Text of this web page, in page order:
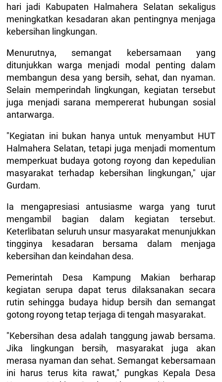
hari jadi Kabupaten Halmahera Selatan sekaligus
meningkatkan kesadaran akan pentingnya menjaga
kebersihan lingkungan.
Menurutnya, semangat kebersamaan yang
ditunjukkan warga menjadi modal penting dalam
membangun desa yang bersih, sehat, dan nyaman.
Selain memperindah lingkungan, kegiatan tersebut
juga menjadi sarana mempererat hubungan sosial
antarwarga.
"Kegiatan ini bukan hanya untuk menyambut HUT
Halmahera Selatan, tetapi juga menjadi momentum
memperkuat budaya gotong royong dan kepedulian
masyarakat terhadap kebersihan lingkungan," ujar
Gurdam.
Ia mengapresiasi antusiasme warga yang turut
mengambil bagian dalam kegiatan tersebut.
Keterlibatan seluruh unsur masyarakat menunjukkan
tingginya kesadaran bersama dalam menjaga
kebersihan dan keindahan desa.
Pemerintah Desa Kampung Makian berharap
kegiatan serupa dapat terus dilaksanakan secara
rutin sehingga budaya hidup bersih dan semangat
gotong royong tetap terjaga di tengah masyarakat.
"Kebersihan desa adalah tanggung jawab bersama.
Jika lingkungan bersih, masyarakat juga akan
merasa nyaman dan sehat. Semangat kebersamaan
ini harus terus kita rawat," pungkas Kepala Desa